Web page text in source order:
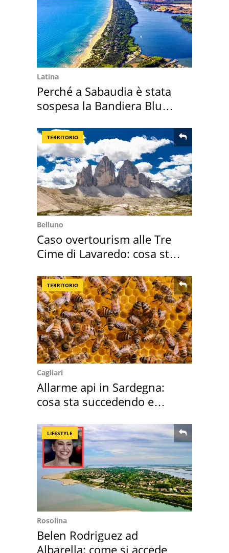
Latina
Perché a Sabaudia è stata
sospesa la Bandiera Blu
TERRITORIO
Belluno
Caso overtourism alle Tre
Cime di Lavaredo: cosa sta
TERRITORIO
Cagliari
Allarme api in Sardegna:
cosa sta succedendo e
LIFESTYLE
Rosolina
Belen Rodriguez ad
Albarella: come si accede